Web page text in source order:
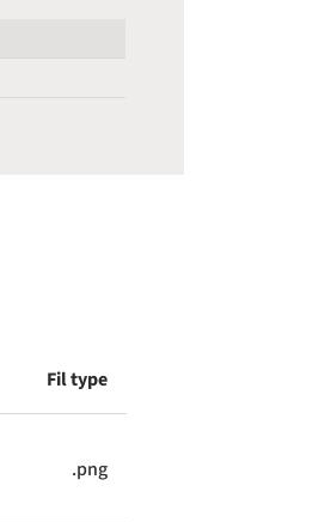
Fil type
.png